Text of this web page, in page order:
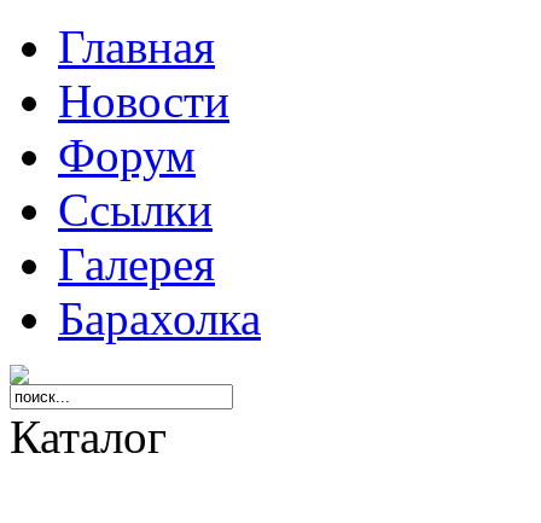
Главная
Новости
Форум
Ссылки
Галерея
Барахолка
Каталог